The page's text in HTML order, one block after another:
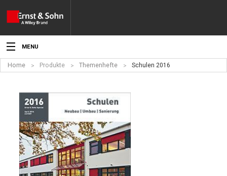
MENU
Aktuelles
Veranstaltungen
Angebote
Fachgebiete
Produkte
Home Produkte Themenhefte Schulen 2016